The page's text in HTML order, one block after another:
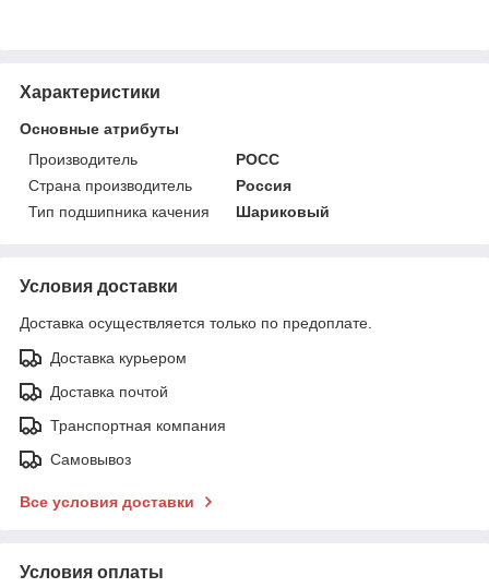
Характеристики
Основные атрибуты
Производитель
РОСС
Страна производитель
Россия
Тип подшипника качения
Шариковый
Условия доставки
Доставка осуществляется только по предоплате.
Доставка курьером
Доставка почтой
Транспортная компания
Самовывоз
Все условия доставки
Условия оплаты